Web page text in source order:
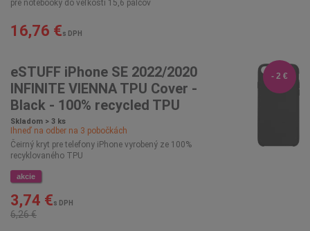
pre notebooky do veľkosti 15,6 palcov
16,76 €s DPH
eSTUFF iPhone SE 2022/2020
INFINITE VIENNA TPU Cover -
Black - 100% recycled TPU
Skladom > 3 ks
Ihneď na odber na 3 pobočkách
Čeirný kryt pre telefony iPhone vyrobený ze 100%
recyklovaného TPU
akcie
- 2 €
3,74 €s DPH
6,26 €